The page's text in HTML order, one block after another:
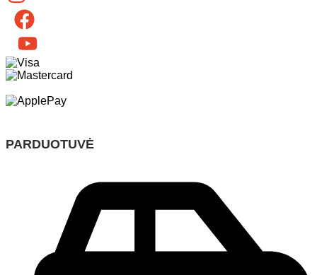
PARDUOTUVĖ